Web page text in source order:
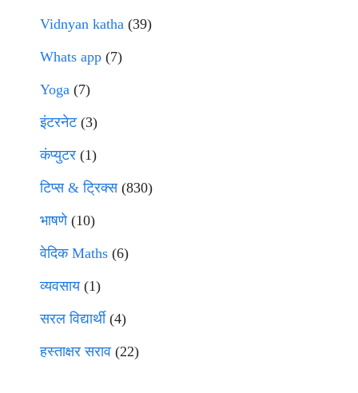
Vidnyan katha (39)
Whats app (7)
Yoga (7)
इंटरनेट(3)
कंप्युटर (1)
टिप्स & ट्रिक्स(830)
भाषणे(10)
वेदिक Maths (6)
व्यवसाय(1)
सरल विद्यार्थी(4)
हस्ताक्षर सराव (22)